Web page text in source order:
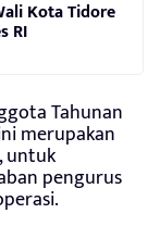
Kota Tidore
RI
Tahunan
merupakan
untuk
pengurus